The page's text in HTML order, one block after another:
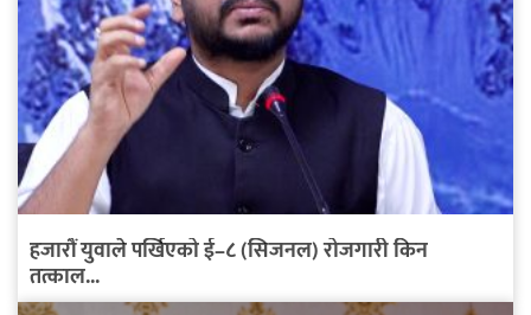
हजारौं युवाले पर्खिएको ई–८ (सिजनल) रोजगारी किन
तत्काल...